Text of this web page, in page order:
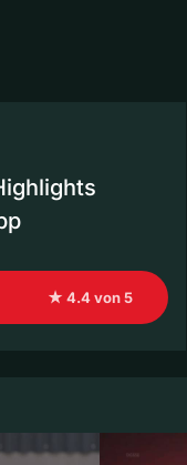
★ 4.4 von 5